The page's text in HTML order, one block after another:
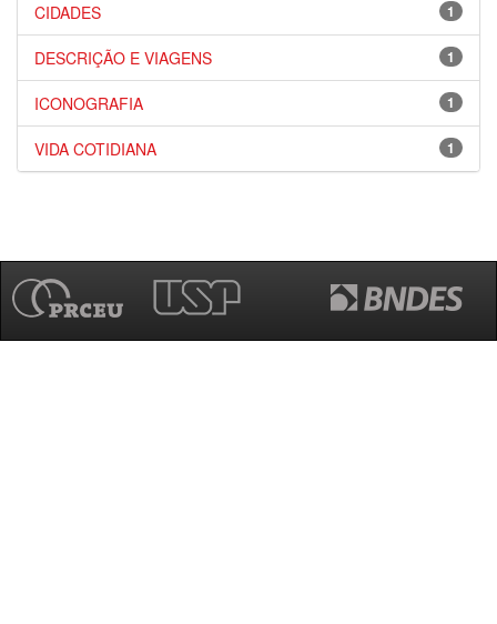
1
CIDADES
1
DESCRIÇÃO E VIAGENS
1
ICONOGRAFIA
1
VIDA COTIDIANA